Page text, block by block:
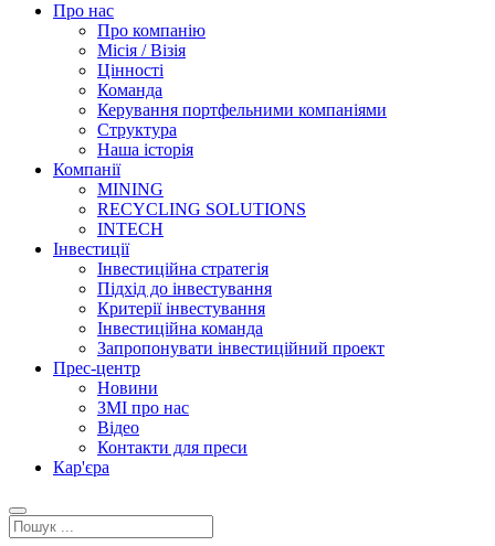
Про нас
Про компанію
Місія / Візія
Цінності
Команда
Керування портфельними компаніями
Структура
Наша історія
Компанії
MINING
RECYCLING SOLUTIONS
INTECH
Інвестиції
Інвестиційна стратегія
Підхід до інвестування
Критерії інвестування
Інвестиційна команда
Запропонувати інвестиційний проект
Прес-центр
Новини
ЗМІ про нас
Відео
Контакти для преси
Кар'єра